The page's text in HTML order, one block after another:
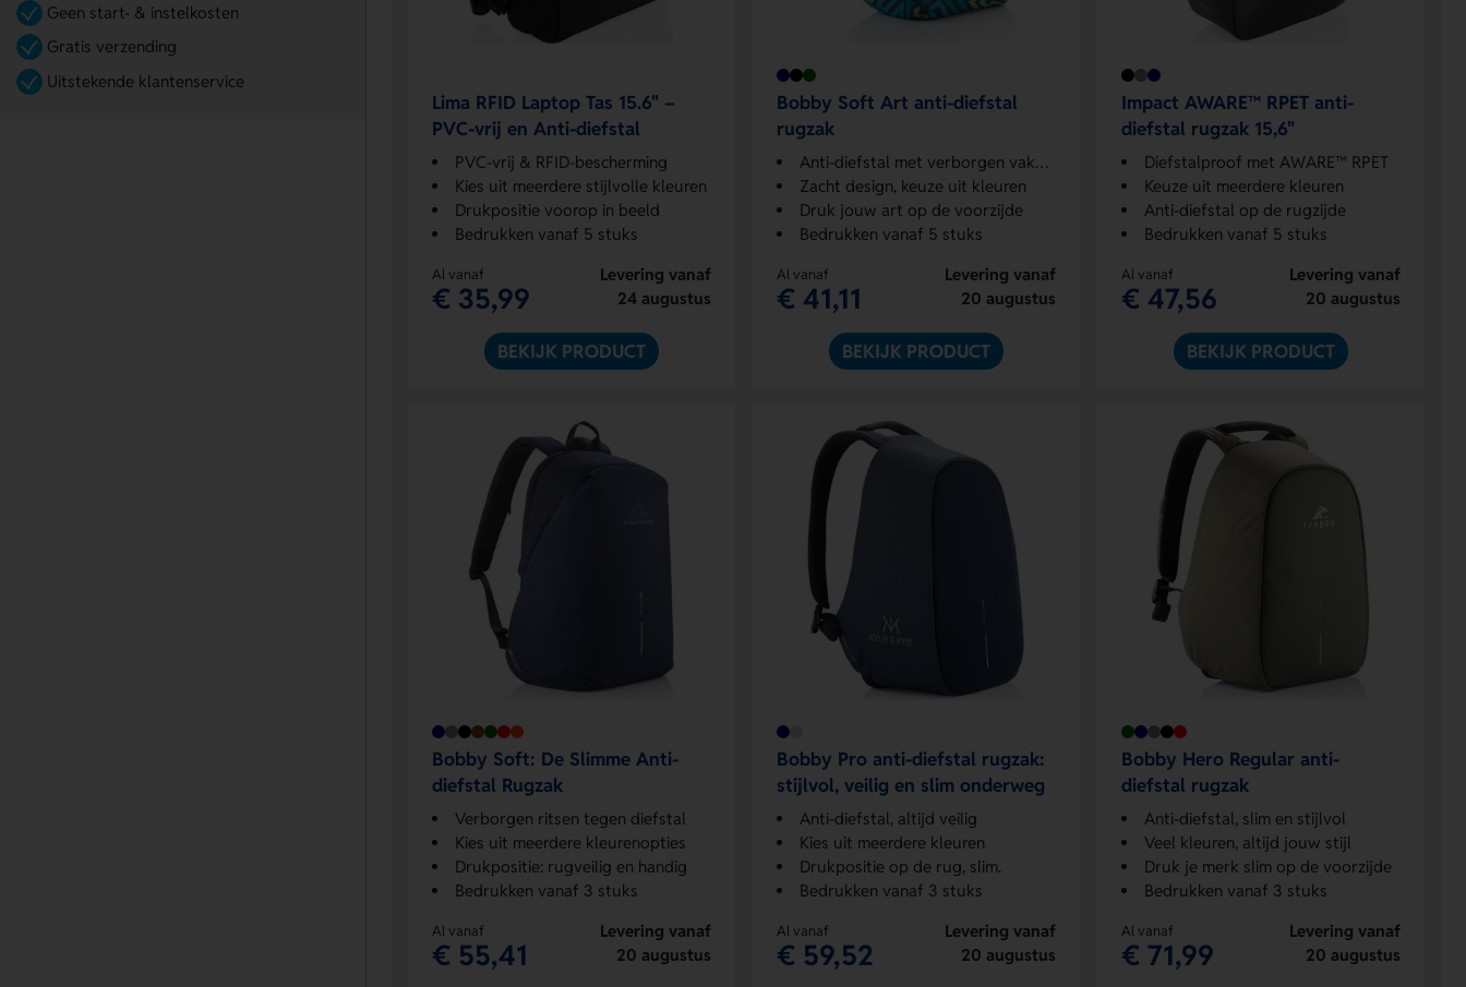
Lima RFID Laptop Tas 15.6" –
PVC-vrij en Anti-diefstal
PVC-vrij & RFID-bescherming
Kies uit meerdere stijlvolle kleuren
Drukpositie voorop in beeld
Bedrukken vanaf 5 stuks
Al vanaf
€ 35,99
Levering vanaf
24 augustus
BEKIJK PRODUCT
Bobby Soft Art anti-diefstal
rugzak
Anti-diefstal met verborgen vakken
Zacht design, keuze uit kleuren
Druk jouw art op de voorzijde
Bedrukken vanaf 5 stuks
Al vanaf
€ 41,11
Levering vanaf
20 augustus
BEKIJK PRODUCT
Impact AWARE™ RPET anti-
diefstal rugzak 15,6"
Diefstalproof met AWARE™ RPET
Keuze uit meerdere kleuren
Anti-diefstal op de rugzijde
Bedrukken vanaf 5 stuks
Al vanaf
€ 47,56
Levering vanaf
20 augustus
BEKIJK PRODUCT
Bobby Soft: De Slimme Anti-
diefstal Rugzak
Verborgen ritsen tegen diefstal
Kies uit meerdere kleurenopties
Drukpositie: rugveilig en handig
Bedrukken vanaf 3 stuks
Al vanaf
€ 55,41
Levering vanaf
20 augustus
Bobby Pro anti-diefstal rugzak:
stijlvol, veilig en slim onderweg
Anti-diefstal, altijd veilig
Kies uit meerdere kleuren
Drukpositie op de rug, slim.
Bedrukken vanaf 3 stuks
Al vanaf
€ 59,52
Levering vanaf
20 augustus
Bobby Hero Regular anti-
diefstal rugzak
Anti-diefstal, slim en stijlvol
Veel kleuren, altijd jouw stijl
Druk je merk slim op de voorzijde
Bedrukken vanaf 3 stuks
Al vanaf
€ 71,99
Levering vanaf
20 augustus
Geen start- & instelkosten
Gratis verzending
Uitstekende klantenservice